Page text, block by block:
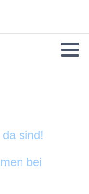
sind!
bei